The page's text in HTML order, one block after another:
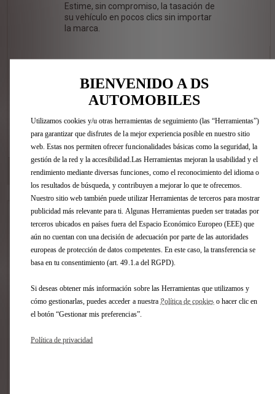
Estime, sin compromiso, la tasación de
su vehículo en pocos clics sin importar
la marca.
VER ESTE COCHE
DS STORE VALENCIA
Avda. Tres Cruces, 38 46014 Valencia
DS 7 BlueHDi DS PERFORMANCE Line
Color : GRIS TITANIO
Tapicería : INTERIOR ALCANTARA NEGRO INTENSO
Combustible : Diésel
BIENVENIDO A DS
AUTOMOBILES
Utilizamos cookies y/u otras herramientas de seguimiento (las “Herramientas”)
para garantizar que disfrutes de la mejor experiencia posible en nuestro sitio
web. Estas nos permiten ofrecer funcionalidades básicas como la seguridad, la
gestión de la red y la accesibilidad.Las Herramientas mejoran la usabilidad y el
rendimiento mediante diversas funciones, como el reconocimiento del idioma o
los resultados de búsqueda, y contribuyen a mejorar lo que te ofrecemos.
Nuestro sitio web también puede utilizar Herramientas de terceros para mostrar
publicidad más relevante para ti. Algunas Herramientas pueden ser tratadas por
terceros ubicados en países fuera del Espacio Económico Europeo (EEE) que
aún no cuentan con una decisión de adecuación por parte de las autoridades
europeas de protección de datos competentes. En este caso, la transferencia se
basa en tu consentimiento (art. 49.1.a del RGPD).
Si deseas obtener más información sobre las Herramientas que utilizamos y
cómo gestionarlas, puedes acceder a nuestra Política de cookieso hacer clic en
el botón “Gestionar mis preferencias”.
Política de privacidad